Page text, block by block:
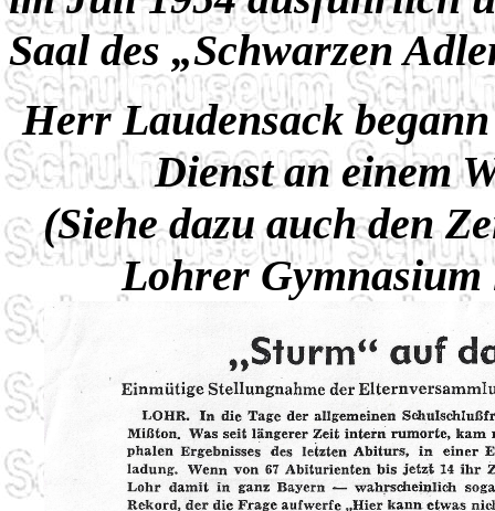
Saal des „Schwarzen
Herr Laudensack
Dienst an einem
(Siehe dazu auch den
Lohrer